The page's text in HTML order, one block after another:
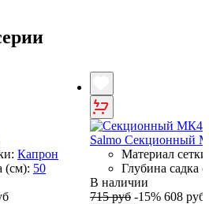
Капрон
(см): 50
Salmo Секционный
Материал
Глубина садка
В наличии
715 руб -15% 608 руб